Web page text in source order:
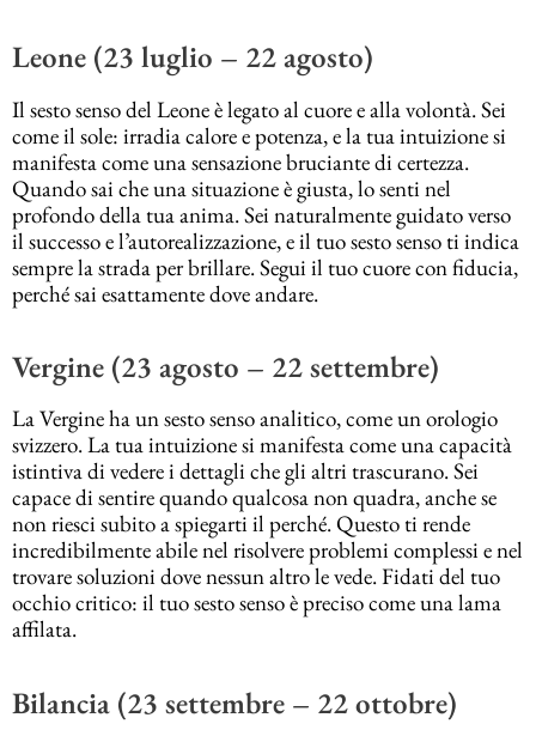
Leone (23 luglio – 22 agosto)
Il sesto senso del Leone è legato al cuore e alla volontà. Sei
come il sole: irradia calore e potenza, e la tua intuizione si
manifesta come una sensazione bruciante di certezza.
Quando sai che una situazione è giusta, lo senti nel
profondo della tua anima. Sei naturalmente guidato verso
il successo e l’autorealizzazione, e il tuo sesto senso ti indica
sempre la strada per brillare. Segui il tuo cuore con fiducia,
perché sai esattamente dove andare.
Vergine (23 agosto – 22 settembre)
La Vergine ha un sesto senso analitico, come un orologio
svizzero. La tua intuizione si manifesta come una capacità
istintiva di vedere i dettagli che gli altri trascurano. Sei
capace di sentire quando qualcosa non quadra, anche se
non riesci subito a spiegarti il perché. Questo ti rende
incredibilmente abile nel risolvere problemi complessi e nel
trovare soluzioni dove nessun altro le vede. Fidati del tuo
occhio critico: il tuo sesto senso è preciso come una lama
affilata.
Bilancia (23 settembre – 22 ottobre)